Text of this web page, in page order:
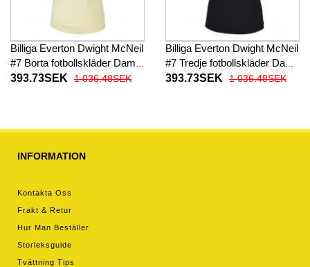
Billiga Everton Dwight McNeil
#7 Borta fotbollskläder Dam
2025-26 Kortärmad
393.73SEK 1 036.48SEK
Billiga Everton Dwight McNeil
#7 Tredje fotbollskläder Dam
2025-26 Kortärmad
393.73SEK 1 036.48SEK
INFORMATION
Kontakta Oss
Frakt & Retur
Hur Man Beställer
Storleksguide
Tvättning Tips